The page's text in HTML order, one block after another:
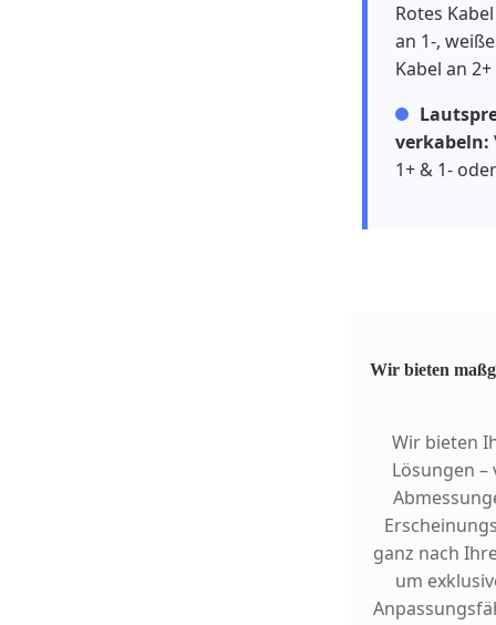
Rotes
an 1-,
Kabel an 2+
verkabeln:
1+ & 1-
Wir bieten
Wir bieten
Lösungen
ganz nach
um